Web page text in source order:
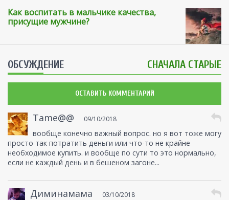
Как воспитать в мальчике качества,
присущие мужчине?
ОБСУЖДЕНИЕ СНАЧАЛА СТАРЫЕ
ОСТАВИТЬ КОММЕНТАРИЙ
Tame@@ 09/10/2018
вообще конечно важный вопрос. но я вот тоже могу
просто так потратить деньги или что-то не крайне
необходимое купить. и вообще по сути то это нормально,
если не каждый день и в бешеном загоне...
Диминамама 03/10/2018